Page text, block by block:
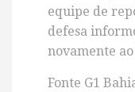
equipe de
defesa
novamente
Fonte G1